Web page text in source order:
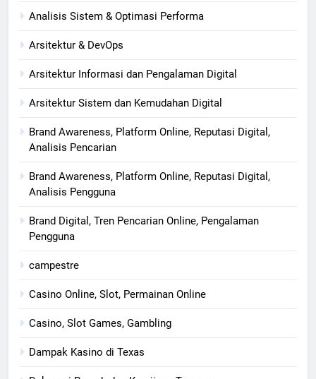
Analisis Sistem & Optimasi Performa
Arsitektur & DevOps
Arsitektur Informasi dan Pengalaman Digital
Arsitektur Sistem dan Kemudahan Digital
Brand Awareness, Platform Online, Reputasi Digital,
Analisis Pencarian
Brand Awareness, Platform Online, Reputasi Digital,
Analisis Pengguna
Brand Digital, Tren Pencarian Online, Pengalaman
Pengguna
campestre
Casino Online, Slot, Permainan Online
Casino, Slot Games, Gambling
Dampak Kasino di Texas